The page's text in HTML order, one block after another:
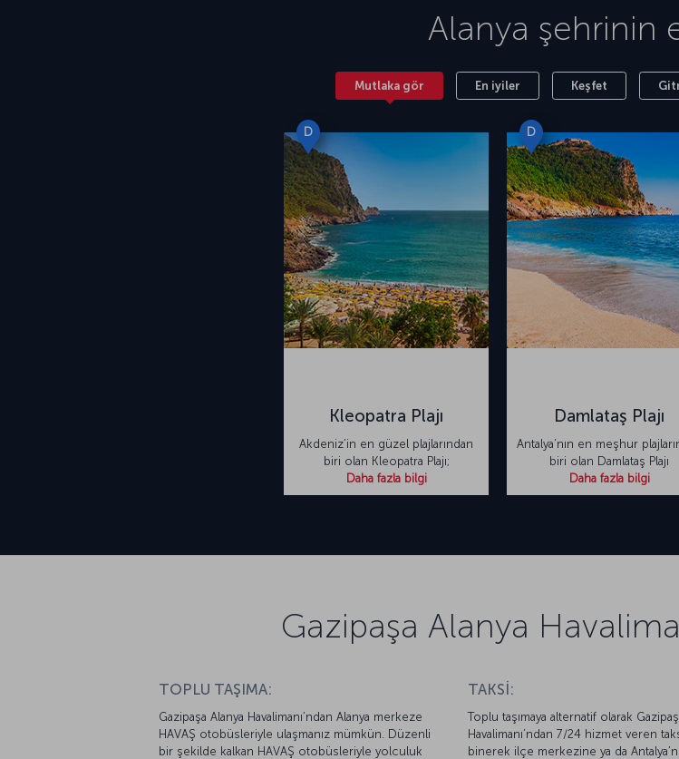
Alanya şehrinin
Mutlaka gör En iyiler Keşfet
D
Kleopatra Plajı
Akdeniz’in en güzel plajlarından
biri olan Kleopatra Plajı;
Daha fazla bilgi
D
Damlataş Plajı
Antalya’nın en meşhur
biri olan Damlataş Plajı
Daha fazla bilgi
Gazipaşa Alanya
TOPLU TAŞIMA:
Gazipaşa Alanya Havalimanı’ndan Alanya merkeze
HAVAŞ otobüsleriyle ulaşmanız mümkün. Düzenli
bir şekilde kalkan HAVAŞ otobüsleriyle yolculuk
TAKSİ:
Toplu taşımaya alternatif olarak
Havalimanı’ndan 7/24 hizmet veren
binerek ilçe merkezine ya da